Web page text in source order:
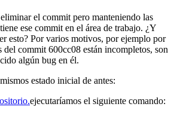
el commit pero manteniendo las
ese commit en el área de trabajo. ¿Y
esto? Por varios motivos, por ejemplo por
del commit 600cc08 están incompletos, son
algún bug en él.
estado inicial de antes:
ejecutaríamos el siguiente comando: